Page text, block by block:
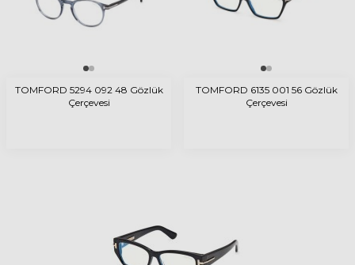
TOMFORD 5294 092 48 Gözlük
Çerçevesi
TOMFORD 6135 001 56 Gözlük
Çerçevesi